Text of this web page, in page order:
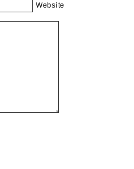
Website